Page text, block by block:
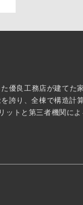
優良工務店が建てた
誇り、全棟で構造計
トと第三者機関に